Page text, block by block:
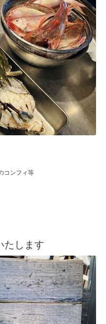
コンフィ等
たします